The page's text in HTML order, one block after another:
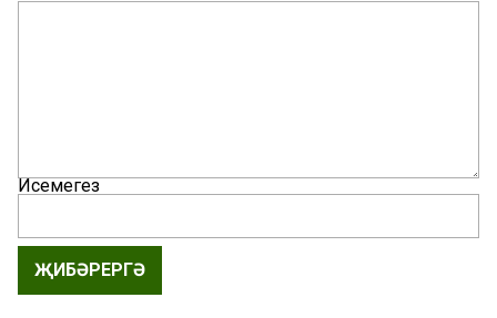
Исемегез
ҖИБӘРЕРГӘ